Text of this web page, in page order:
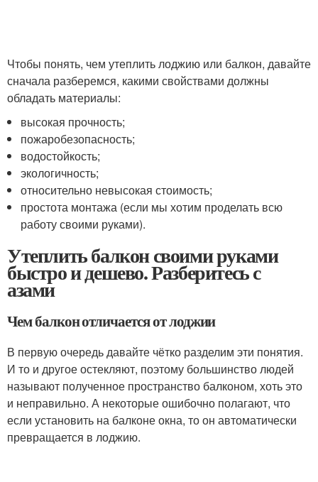
Чтобы понять, чем утеплить лоджию или балкон, давайте
сначала разберемся, какими свойствами должны
обладать материалы:
высокая прочность;
пожаробезопасность;
водостойкость;
экологичность;
относительно невысокая стоимость;
простота монтажа (если мы хотим проделать всю
работу своими руками).
Утеплить балкон своими руками
быстро и дешево. Разберитесь с
азами
Чем балкон отличается от лоджии
В первую очередь давайте чётко разделим эти понятия.
И то и другое остекляют, поэтому большинство людей
называют полученное пространство балконом, хоть это
и неправильно. А некоторые ошибочно полагают, что
если установить на балконе окна, то он автоматически
превращается в лоджию.